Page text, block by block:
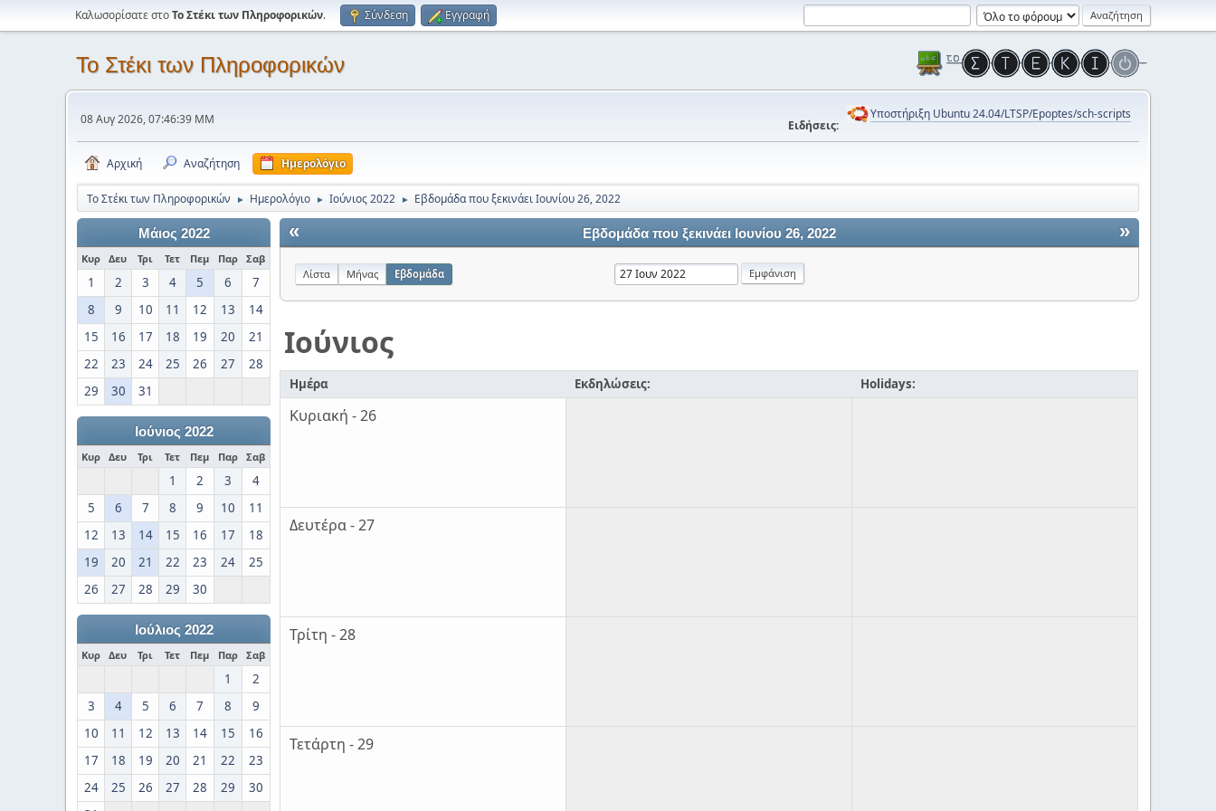
Καλωσορίσατε στοΤο Στέκι των Πληροφορικών. Σύνδεση Εγγραφή
Το Στέκι των Πληροφορικών
08 Αυγ 2026, 07:46:39 ΜΜ Ειδήσεις:
Υποστήριξη Ubuntu 24.04/LTSP/Epoptes/sch-scripts
Αρχική Αναζήτηση Ημερολόγιο
Το Στέκι των Πληροφορικών ► Ημερολόγιο ► Ιούνιος 2022 ► Εβδομάδα που ξεκινάει Ιουνίου 26, 2022
Μάιος 2022
Κυρ Δευ Τρι Τετ Πεμ Παρ Σαβ
1 2 3 4 5 6
7
8
9 10 11 12 13
14
15
16 17 18 19 20
21
22
23 24 25 26 27
28
29
30 31
Ιούνιος 2022
Κυρ Δευ Τρι Τετ Πεμ Παρ Σαβ
1 2 3
4
5
6 7 8 9 10
11
12
13 14 15 16 17
18
19
20 21 22 23 24
25
26
27 28 29 30
Ιούλιος 2022
Κυρ Δευ Τρι Τετ Πεμ Παρ Σαβ
1
2
3
4 5 6 7 8
9
10
11 12 13 14 15
16
17
18 19 20 21 22
23
24
25 26 27 28 29
30
« »
Εβδομάδα που ξεκινάει Ιουνίου 26, 2022
Λίστα Μήνας Εβδομάδα
Ιούνιος
Ημέρα Εκδηλώσεις: Holidays:
Κυριακή - 26
Δευτέρα - 27
Τρίτη - 28
Τετάρτη - 29